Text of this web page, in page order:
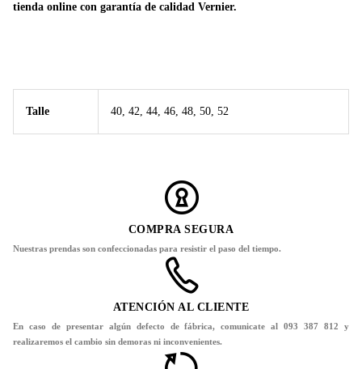
tienda online con garantía de calidad Vernier.
Talle 40, 42, 44, 46, 48, 50, 52
COMPRA SEGURA
Nuestras prendas son confeccionadas para resistir el paso del tiempo.
ATENCIÓN AL CLIENTE
En caso de presentar algún defecto de fábrica, comunicate al 093 387 812 y
realizaremos el cambio sin demoras ni inconvenientes.